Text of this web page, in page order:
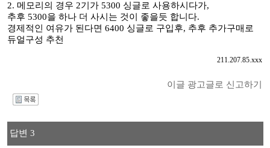
2. 메모리의 경우 2기가 5300 싱글로 사용하시다가,
추후 5300을 하나 더 사시는 것이 좋을듯 합니다.
경제적인 여유가 된다면 6400 싱글로 구입후, 추후 추가구매로
듀얼구성 추천
211.207.85.xxx
이글 광고글로 신고하기
답변 3